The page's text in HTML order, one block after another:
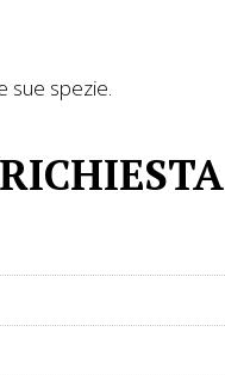
sue spezie.